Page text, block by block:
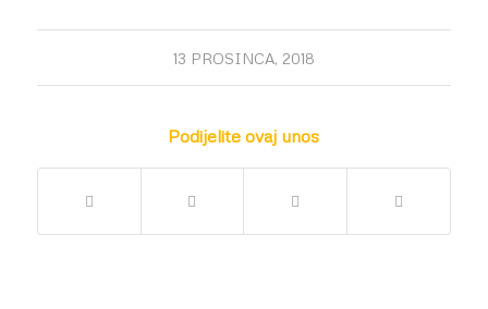
13 PROSINCA, 2018
Podijelite ovaj unos